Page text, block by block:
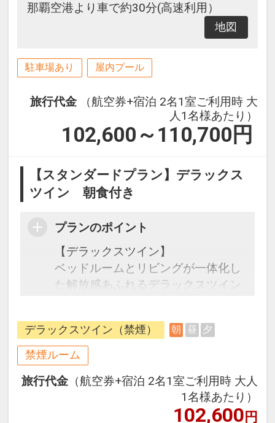
那覇空港より車で約30分(高速利用）
地図
駐車場あり 屋内プール
旅行代金
（航空券+宿泊 2名1室ご利用時 大
人1名様あたり）
102,600～110,700 円
【スタンダードプラン】デラックス
ツイン 朝食付き
プランのポイント
【デラックスツイン】
ベッドルームとリビングが一体化し
た解放感あふれるデラックスツイン
ゆったりとした造りの快適なスペー
ス外観魅力です。
海が見渡せるバスルームにも自然光
が降り注ぎ、爽やかなリゾート気分
をご満喫いただけます。
デラックスツインはムーンオーシャ
デラックスツイン（禁煙） 朝 昼 夕
禁煙ルーム
旅行代金 （航空券+宿泊 2名1室ご利用時 大人
1名様あたり）
102,600円